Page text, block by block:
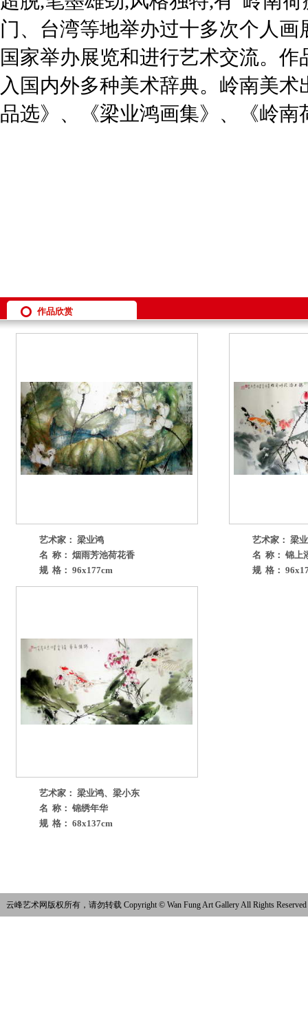
门、台湾等地举办过十多次个人
国家举办展览和进行艺术交流。
入国内外多种美术辞典。岭南美
品选》、《梁业鸿画集》、《岭
作品欣赏
艺术家： 梁业鸿
名 称： 烟雨芳池荷花香
规 格： 96x177cm
艺术家： 梁
名 称： 锦上
规 格：
艺术家： 梁业鸿、梁小东
名 称： 锦绣年华
规 格： 68x137cm
云峰艺术网版权所有，请勿转载 Copyright © Wan Fung Art Gallery All Rights Reserved